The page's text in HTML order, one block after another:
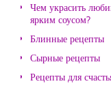
Чем украсить
ярким соусом?
Блинные рецепты
Сырные рецепты
Рецепты для